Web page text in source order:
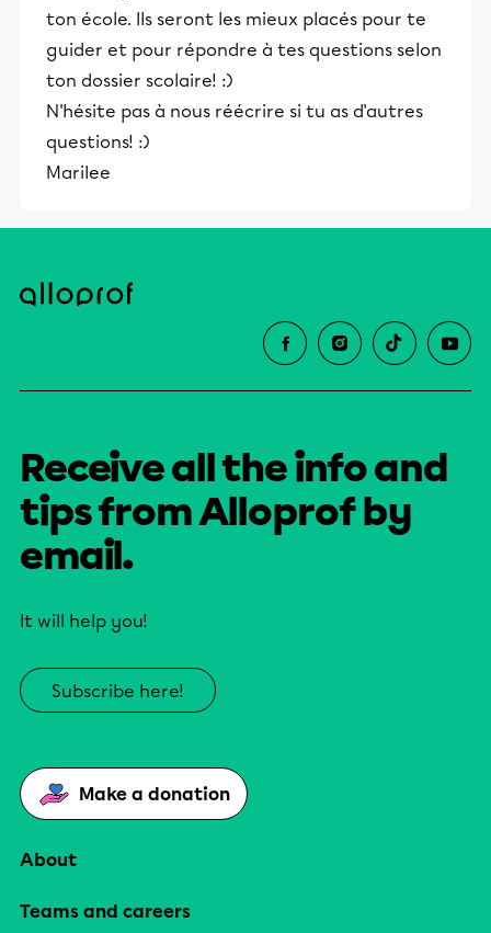
ton école. Ils seront les mieux placés pour te
guider et pour répondre à tes questions selon
ton dossier scolaire! :)
N'hésite pas à nous réécrire si tu as d'autres
questions! :)
Marilee
Receive all the info and
tips from Alloprof by
email.
It will help you!
Subscribe here!
Make a donation
About
Teams and careers